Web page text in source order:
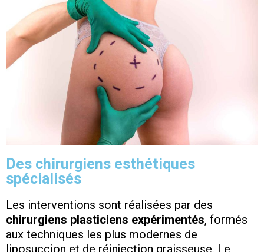
Des chirurgiens esthétiques
spécialisés
Les interventions sont réalisées par des
chirurgiens plasticiens expérimentés, formés
aux techniques les plus modernes de